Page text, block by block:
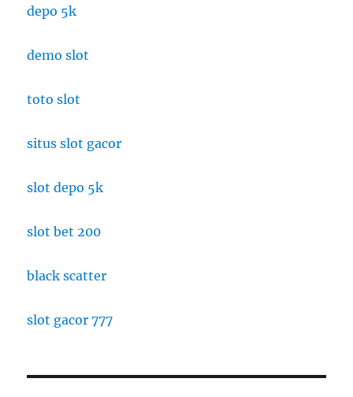
depo 5k
demo slot
toto slot
situs slot gacor
slot depo 5k
slot bet 200
black scatter
slot gacor 777